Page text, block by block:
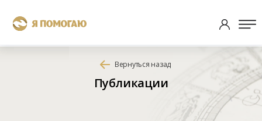
Вернуться назад
Публикации